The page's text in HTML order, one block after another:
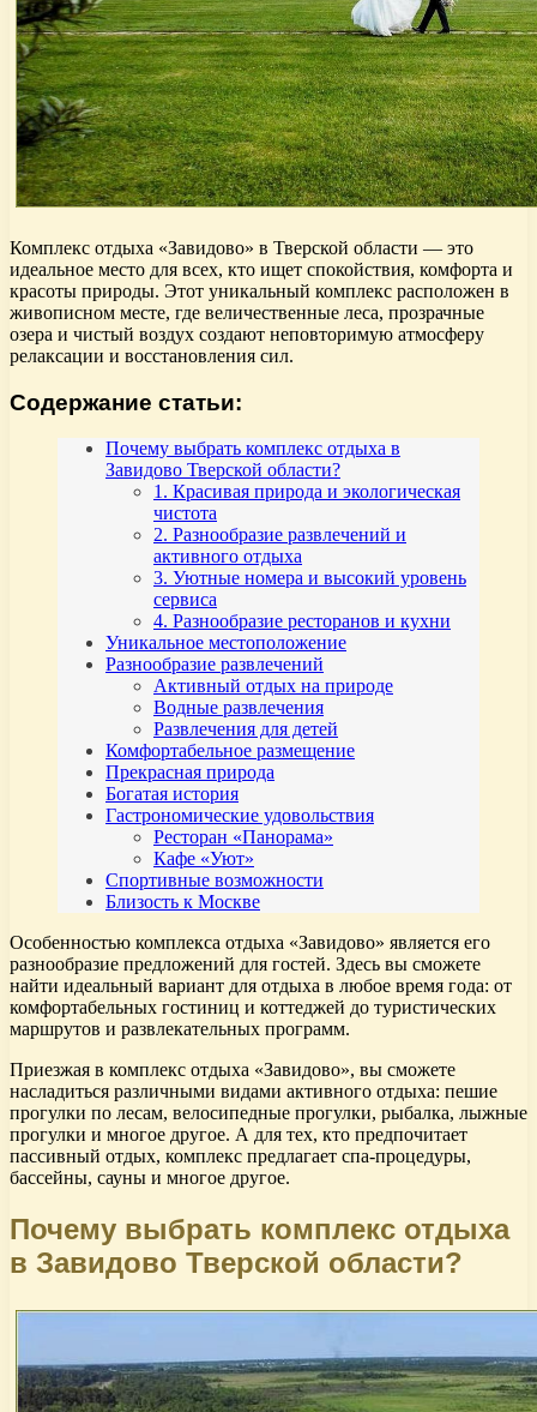
Комплекс отдыха «Завидово» в Тверской области — это
идеальное место для всех, кто ищет спокойствия, комфорта и
красоты природы. Этот уникальный комплекс расположен в
живописном месте, где величественные леса, прозрачные
озера и чистый воздух создают неповторимую атмосферу
релаксации и восстановления сил.
Содержание статьи:
Почему выбрать комплекс отдыха в
Завидово Тверской области?
1. Красивая природа и экологическая
чистота
2. Разнообразие развлечений и
активного отдыха
3. Уютные номера и высокий уровень
сервиса
4. Разнообразие ресторанов и кухни
Уникальное местоположение
Разнообразие развлечений
Активный отдых на природе
Водные развлечения
Развлечения для детей
Комфортабельное размещение
Прекрасная природа
Богатая история
Гастрономические удовольствия
Ресторан «Панорама»
Кафе «Уют»
Спортивные возможности
Близость к Москве
Особенностью комплекса отдыха «Завидово» является его
разнообразие предложений для гостей. Здесь вы сможете
найти идеальный вариант для отдыха в любое время года: от
комфортабельных гостиниц и коттеджей до туристических
маршрутов и развлекательных программ.
Приезжая в комплекс отдыха «Завидово», вы сможете
насладиться различными видами активного отдыха: пешие
прогулки по лесам, велосипедные прогулки, рыбалка, лыжные
прогулки и многое другое. А для тех, кто предпочитает
пассивный отдых, комплекс предлагает спа-процедуры,
бассейны, сауны и многое другое.
Почему выбрать комплекс отдыха
в Завидово Тверской области?